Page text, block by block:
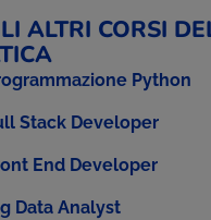
ALTRI CORSI
Python
Stack Developer
End Developer
Data Analyst